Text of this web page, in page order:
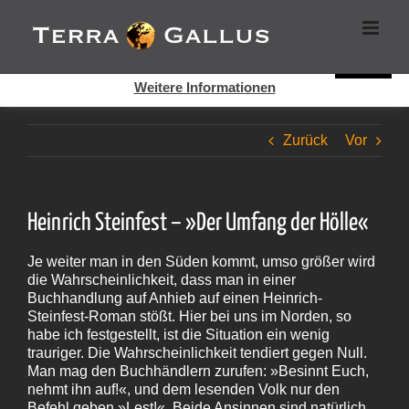
Inhalt
springen
Zurück Vor
Heinrich Steinfest – »Der Umfang der Hölle«
Je weiter man in den Süden kommt, umso größer wird
die Wahrscheinlichkeit, dass man in einer
Buchhandlung auf Anhieb auf einen Heinrich-
Steinfest-Roman stößt. Hier bei uns im Norden, so
habe ich festgestellt, ist die Situation ein wenig
trauriger. Die Wahrscheinlichkeit tendiert gegen Null.
Man mag den Buchhändlern zurufen: »Besinnt Euch,
nehmt ihn auf!«, und dem lesenden Volk nur den
Cookies helfen auf auf dieser Seite bei der Bereitstellung der
Dienste. Durch die Nutzung dieser Webseite erklären Sie sich
Weitere Informationen